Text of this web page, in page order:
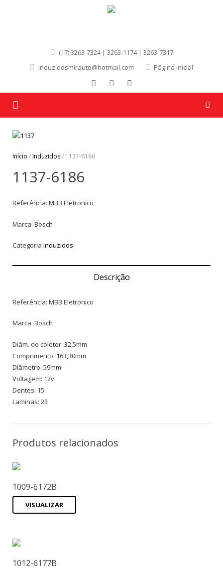
(17) 3263-7324 | 3263-1174 | 3263-7317
induzidosmirauto@hotmail.com
Página Inicial
Quem Somos
Produtos
Marcas
Contato
Início /Induzidos/ 1137-6186
1137-6186
Referência: MBB Eletronico
Marca: Bosch
Categoria Induzidos
Descrição
Referência: MBB Eletronico
Marca: Bosch
Diâm. do coletor: 32,5mm
Comprimento: 163,30mm
Diâmetro: 59mm
Voltagem: 12v
Dentes: 15
Laminas: 23
Produtos relacionados
1009-6172B
VISUALIZAR
1012-6177B